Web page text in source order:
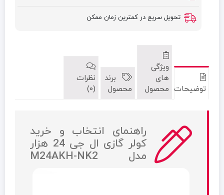
تحویل سریع در کمترین زمان ممکن
توضیحات
ویژگی
های
محصول
برند
محصول
نظرات
(0)
راهنمای انتخاب و خرید
کولر گازی ال جی 24 هزار
مدل M24AKH-NK2